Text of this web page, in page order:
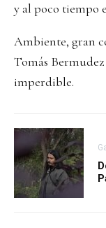
y al poco tiempo
Ambiente, gran
Tomás
imperdible.